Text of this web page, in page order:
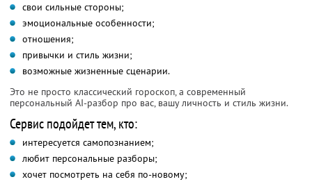
свои сильные стороны;
эмоциональные особенности;
отношения;
привычки и стиль жизни;
возможные жизненные сценарии.
Это не просто классический гороскоп, а современный
персональный AI-разбор про вас, вашу личность и стиль жизни.
Сервис подойдет тем, кто:
интересуется самопознанием;
любит персональные разборы;
хочет посмотреть на себя по-новому;